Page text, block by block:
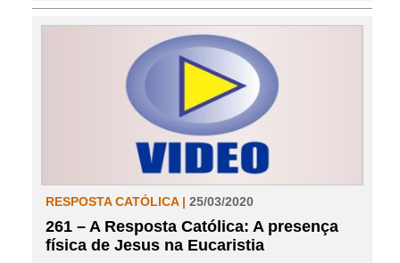
RESPOSTA CATÓLICA | 25/03/2020
261 – A Resposta Católica: A presença
física de Jesus na Eucaristia